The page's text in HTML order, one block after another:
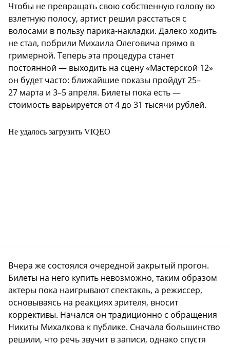
Чтобы не превращать свою собственную голову во
взлетную полосу, артист решил расстаться с
волосами в пользу парика-накладки. Далеко ходить
не стал, побрили Михаила Олеговича прямо в
гримерной. Теперь эта процедура станет
постоянной — выходить на сцену «Мастерской 12»
он будет часто: ближайшие показы пройдут 25–
27 марта и 3–5 апреля. Билеты пока есть —
стоимость варьируется от 4 до 31 тысячи рублей.
Не удалось загрузить VIQEO
Вчера же состоялся очередной закрытый прогон.
Билеты на него купить невозможно, таким образом
актеры пока наигрывают спектакль, а режиссер,
основываясь на реакциях зрителя, вносит
коррективы. Начался он традиционно с обращения
Никиты Михалкова к публике. Сначала большинство
решили, что речь звучит в записи, однако спустя